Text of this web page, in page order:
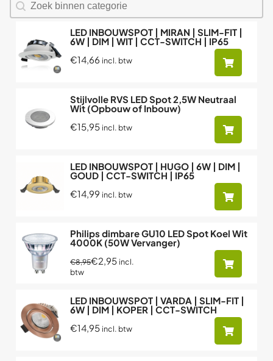
LED INBOUWSPOT | MIRAN | SLIM-FIT |
6W | DIM | WIT | CCT-SWITCH | IP65
€14,66 incl. btw
Stijlvolle RVS LED Spot 2,5W Neutraal
Wit (Opbouw of Inbouw)
€15,95 incl. btw
LED INBOUWSPOT | HUGO | 6W | DIM |
GOUD | CCT-SWITCH | IP65
€14,99 incl. btw
Philips dimbare GU10 LED Spot Koel Wit
4000K (50W Vervanger)
€8,95€2,95 incl.
btw
LED INBOUWSPOT | VARDA | SLIM-FIT |
6W | DIM | KOPER | CCT-SWITCH
€14,95 incl. btw